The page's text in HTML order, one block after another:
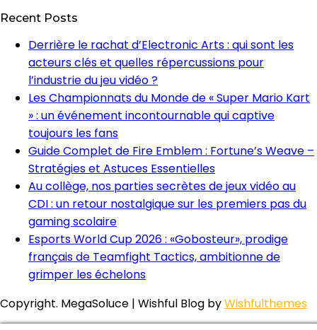
Recent Posts
Derrière le rachat d’Electronic Arts : qui sont les
acteurs clés et quelles répercussions pour
l’industrie du jeu vidéo ?
Les Championnats du Monde de « Super Mario Kart
» : un événement incontournable qui captive
toujours les fans
Guide Complet de Fire Emblem : Fortune’s Weave –
Stratégies et Astuces Essentielles
Au collège, nos parties secrètes de jeux vidéo au
CDI : un retour nostalgique sur les premiers pas du
gaming scolaire
Esports World Cup 2026 : «Gobosteur», prodige
français de Teamfight Tactics, ambitionne de
grimper les échelons
Copyright. MegaSoluce | Wishful Blog byWishfulthemes